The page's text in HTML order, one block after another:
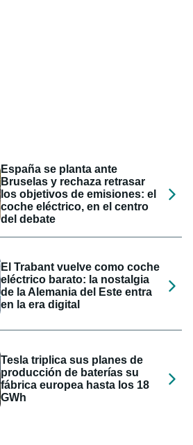
España se planta ante
Bruselas y rechaza retrasar
los objetivos de emisiones: el
coche eléctrico, en el centro
del debate
El Trabant vuelve como coche
eléctrico barato: la nostalgia
de la Alemania del Este entra
en la era digital
Tesla triplica sus planes de
producción de baterías su
fábrica europea hasta los 18
GWh